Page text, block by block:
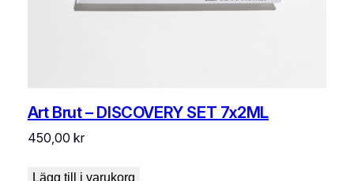
Art Brut – DISCOVERY SET 7x2ML
450,00 kr
Lägg till i varukorg